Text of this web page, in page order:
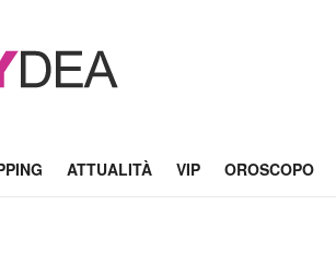
ATTUALITÀ VIP OROSCOPO